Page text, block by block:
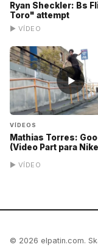
Ryan Sheckler: Bs
Toro" attempt
▶ VÍDEO
▶
VÍDEOS
Mathias Torres:
(Video Part para
▶ VÍDEO
© 2026 elpatin.com.